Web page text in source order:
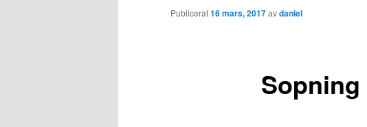
Publicerat16 mars, 2017avdaniel